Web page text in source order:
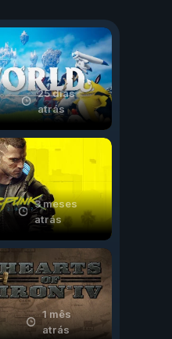
25 dias
atrás
3 meses
atrás
1 mês
atrás